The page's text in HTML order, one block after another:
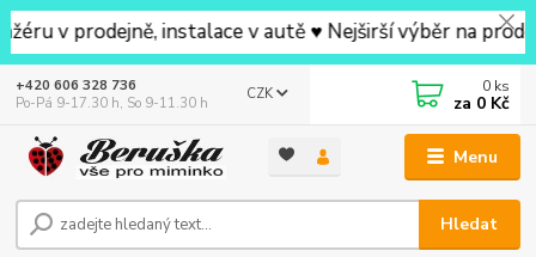
prodejně, instalace v autě ♥ Nejširší výběr na
Menu
CZK
Hledat
+420 606 328 736
Po-Pá 9-17.30 h, So 9-11.30 h
0 ks
za 0 Kč